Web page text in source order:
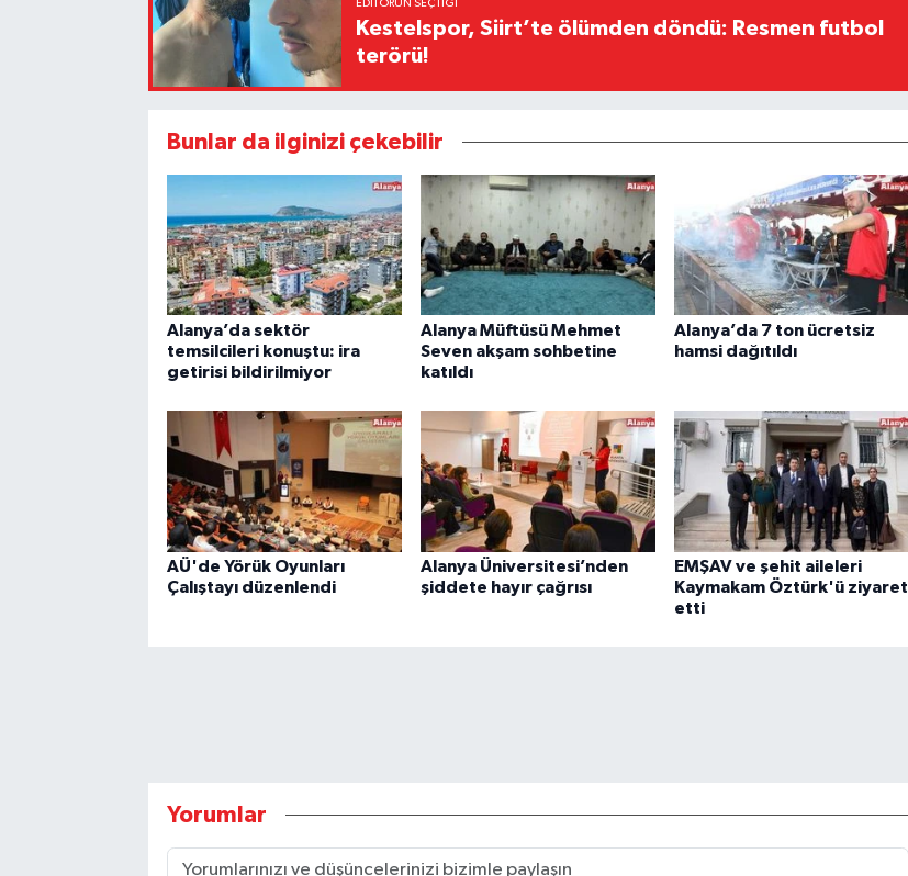
EDITÖRÜN SEÇTIĞI
Kestelspor, Siirt’te ölümden döndü: Resmen futbol
terörü!
Bunlar da ilginizi çekebilir
Alanya’da sektör
temsilcileri konuştu: ira
getirisi bildirilmiyor
Alanya Müftüsü Mehmet
Seven akşam sohbetine
katıldı
Alanya’da 7 ton ücretsiz
hamsi dağıtıldı
AÜ'de Yörük Oyunları
Çalıştayı düzenlendi
Alanya Üniversitesi’nden
şiddete hayır çağrısı
EMŞAV ve şehit aileleri
Kaymakam Öztürk'ü ziyaret
etti
Yorumlar